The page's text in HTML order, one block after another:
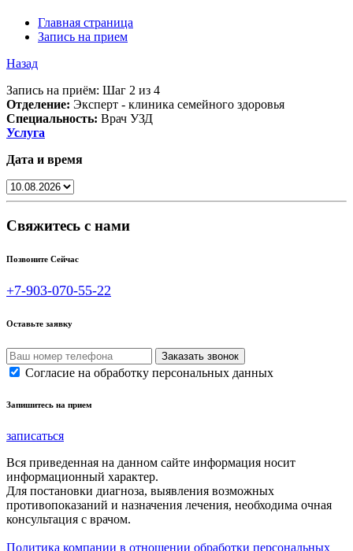
Главная страница
Запись на прием
Назад
Запись на приём: Шаг 2 из 4
Отделение: Эксперт - клиника семейного здоровья
Специальность: Врач УЗД
Услуга
Дата и время
Свяжитесь с нами
Позвоните Сейчас
+7-903-070-55-22
Оставьте заявку
Согласие на обработку персональных данных
Запишитесь на прием
записаться
Вся приведенная на данном сайте информация носит
информационный характер.
Для постановки диагноза, выявления возможных
противопоказаний и назначения лечения, необходима очная
консультация с врачом.
Политика компании в отношении обработки персональных